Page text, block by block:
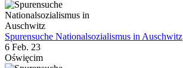
Spurensuche Nationalsozialismus in Auschwitz
6 Feb. 23
Oświęcim